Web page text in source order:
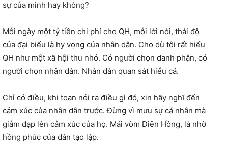
sự của mình hay không?
Mỗi ngày một tỷ tiền chi phí cho QH, mỗi lời nói, thái độ
của đại biểu là hy vọng của nhân dân. Cho dù tôi rất hiểu
QH như một xã hội thu nhỏ. Có người chọn danh phận, có
người chọn nhân dân. Nhân dân quan sát hiểu cả.
Chỉ có điều, khi toan nói ra điều gì đó, xin hãy nghĩ đến
cảm xúc của nhân dân trước. Đừng vì mưu sự cá nhân mà
giẫm đạp lên cảm xúc của họ. Mái vòm Diên Hồng, là nhờ
hồng phúc của dân tạo lập.